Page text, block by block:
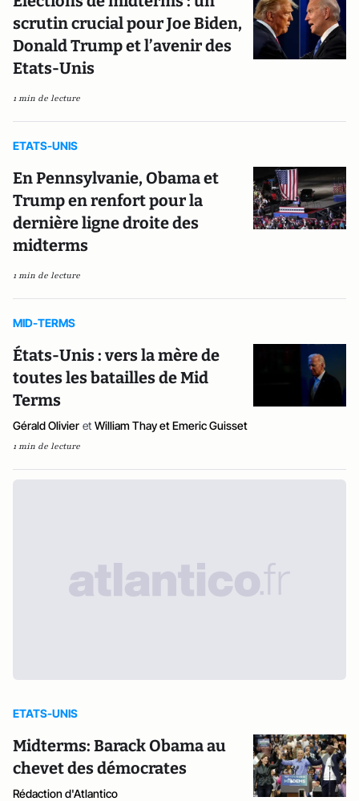
scrutin crucial pour Joe Biden,
Donald Trump et l’avenir des
Etats-Unis
1 min de lecture
ETATS-UNIS
En Pennsylvanie, Obama et
Trump en renfort pour la
dernière ligne droite des
midterms
1 min de lecture
MID-TERMS
États-Unis : vers la mère de
toutes les batailles de Mid
Terms
Gérald Olivier et William Thay et Emeric Guisset
1 min de lecture
ETATS-UNIS
Midterms: Barack Obama au
chevet des démocrates
Rédaction d'Atlantico